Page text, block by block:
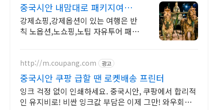
중국시안 내맘대로 패키지여행
노쇼핑,노옵션,노팁
강제쇼핑,강제옵션이 있는 여행은 반
칙 노옵션,노쇼핑,노팁 자유투어 패키
율
http://m.coupang.com 광고
중국시안 쿠팡 급할 땐 로켓배송 프린터
잉크 걱정 없이 인쇄하세요. 중국시안, 쿠팡에서 합리적
인 유지비로! 비싼 잉크값 부담은 이제 그만! 와우회원